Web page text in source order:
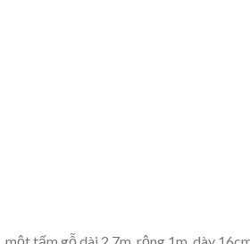
tấm gỗ dài 2,7m, rộng 1m, dày